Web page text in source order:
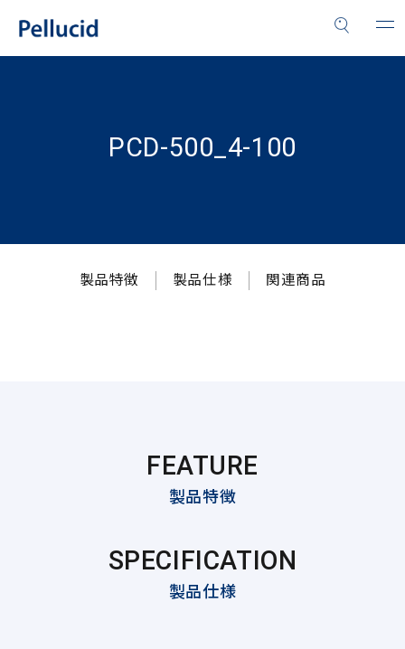
PCD-500_4-100
製品特徴 製品仕様 関連商品
FEATURE
製品特徴
SPECIFICATION
製品仕様